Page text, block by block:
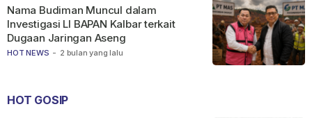
HOT NEWS - 2 bulan yang lalu
Nama Budiman Muncul dalam
Investigasi LI BAPAN Kalbar terkait
Dugaan Jaringan Aseng
HOT GOSIP